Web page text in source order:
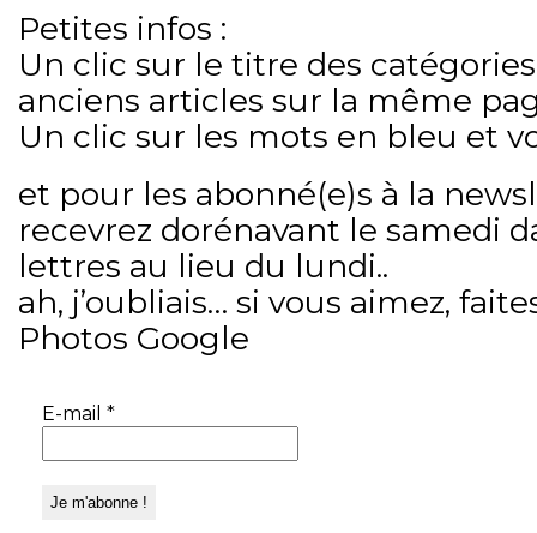
Petites infos :
Un clic sur le titre des
anciens articles sur la même
Un clic sur les mots en bleu et
et pour les abonné(e)s à la
recevrez dorénavant le samedi
lettres au lieu du lundi..
ah, j’oubliais… si vous aimez,
Photos Google
E-mail *